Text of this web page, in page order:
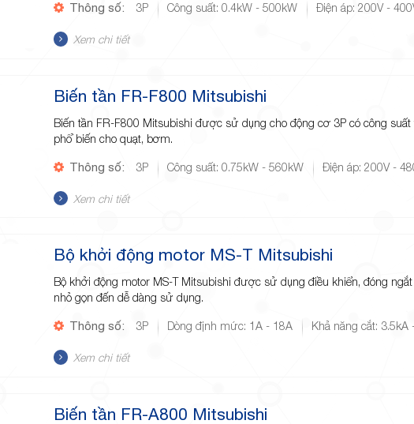
Thông số: 3P Công suất: 0.4kW - 500kW Điện áp: 200V -
Xem chi tiết
Biến tần FR-F800 Mitsubishi
Biến tần FR-F800 Mitsubishi được sử dụng cho động cơ 3P có công
phổ biến cho quạt, bơm.
Thông số: 3P Công suất: 0.75kW - 560kW Điện áp: 200V -
Xem chi tiết
Bộ khởi động motor MS-T Mitsubishi
Bộ khởi động motor MS-T Mitsubishi được sử dụng điều khiển, đóng
nhỏ gọn đến dễ dàng sử dụng.
Thông số: 3P Dòng định mức: 1A - 18A Khả năng cắt: 3.5kA
Xem chi tiết
Biến tần FR-A800 Mitsubishi